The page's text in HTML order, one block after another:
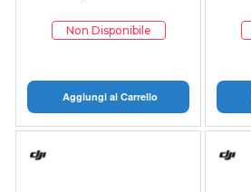
Non Disponibile
Aggiungi al Carrello